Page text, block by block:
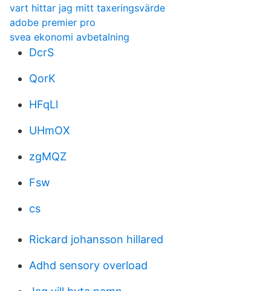
vart hittar jag mitt taxeringsvärde
adobe premier pro
svea ekonomi avbetalning
DcrS
QorK
HFqLl
UHmOX
zgMQZ
Fsw
cs
Rickard johansson hillared
Adhd sensory overload